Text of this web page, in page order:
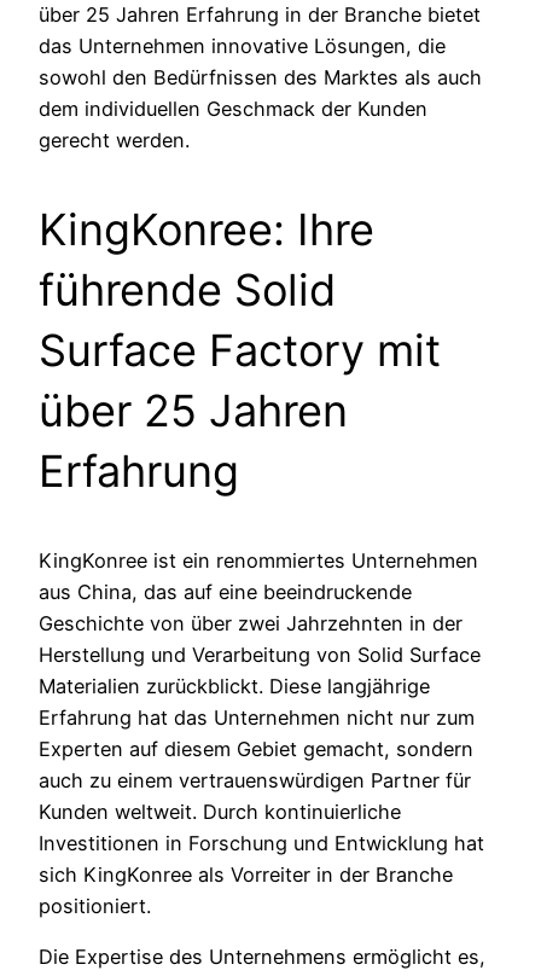
über 25 Jahren Erfahrung in der Branche bietet
das Unternehmen innovative Lösungen, die
sowohl den Bedürfnissen des Marktes als auch
dem individuellen Geschmack der Kunden
gerecht werden.
KingKonree: Ihre
führende Solid
Surface Factory mit
über 25 Jahren
Erfahrung
KingKonree ist ein renommiertes Unternehmen
aus China, das auf eine beeindruckende
Geschichte von über zwei Jahrzehnten in der
Herstellung und Verarbeitung von Solid Surface
Materialien zurückblickt. Diese langjährige
Erfahrung hat das Unternehmen nicht nur zum
Experten auf diesem Gebiet gemacht, sondern
auch zu einem vertrauenswürdigen Partner für
Kunden weltweit. Durch kontinuierliche
Investitionen in Forschung und Entwicklung hat
sich KingKonree als Vorreiter in der Branche
positioniert.
Die Expertise des Unternehmens ermöglicht es,